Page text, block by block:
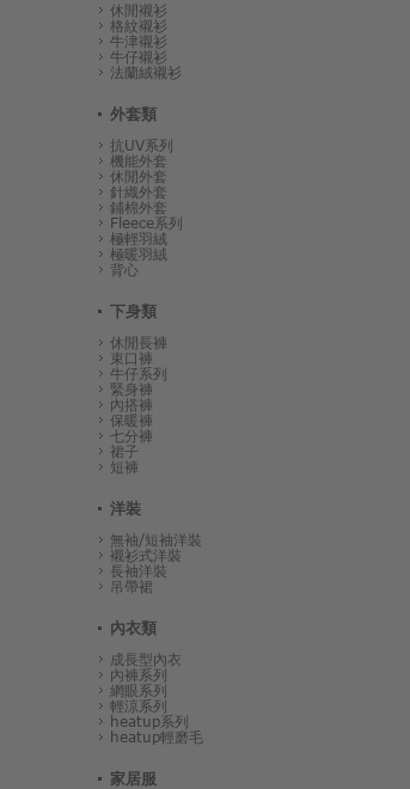
休閒襯衫
格紋襯衫
牛津襯衫
牛仔襯衫
法蘭絨襯衫
外套類
抗UV系列
機能外套
休閒外套
針織外套
鋪棉外套
Fleece系列
極輕羽絨
極暖羽絨
背心
下身類
休閒長褲
束口褲
牛仔系列
緊身褲
內搭褲
保暖褲
七分褲
裙子
短褲
洋裝
無袖/短袖洋裝
襯衫式洋裝
長袖洋裝
吊帶裙
內衣類
成長型內衣
內褲系列
網眼系列
輕涼系列
heatup系列
heatup輕磨毛
家居服